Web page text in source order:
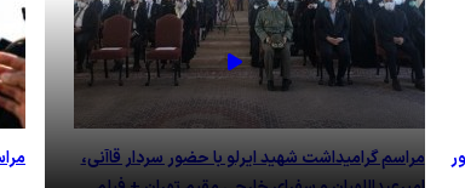
مراسم گرامیداشت شهید ایرلو با حضور سردار قاآنی،